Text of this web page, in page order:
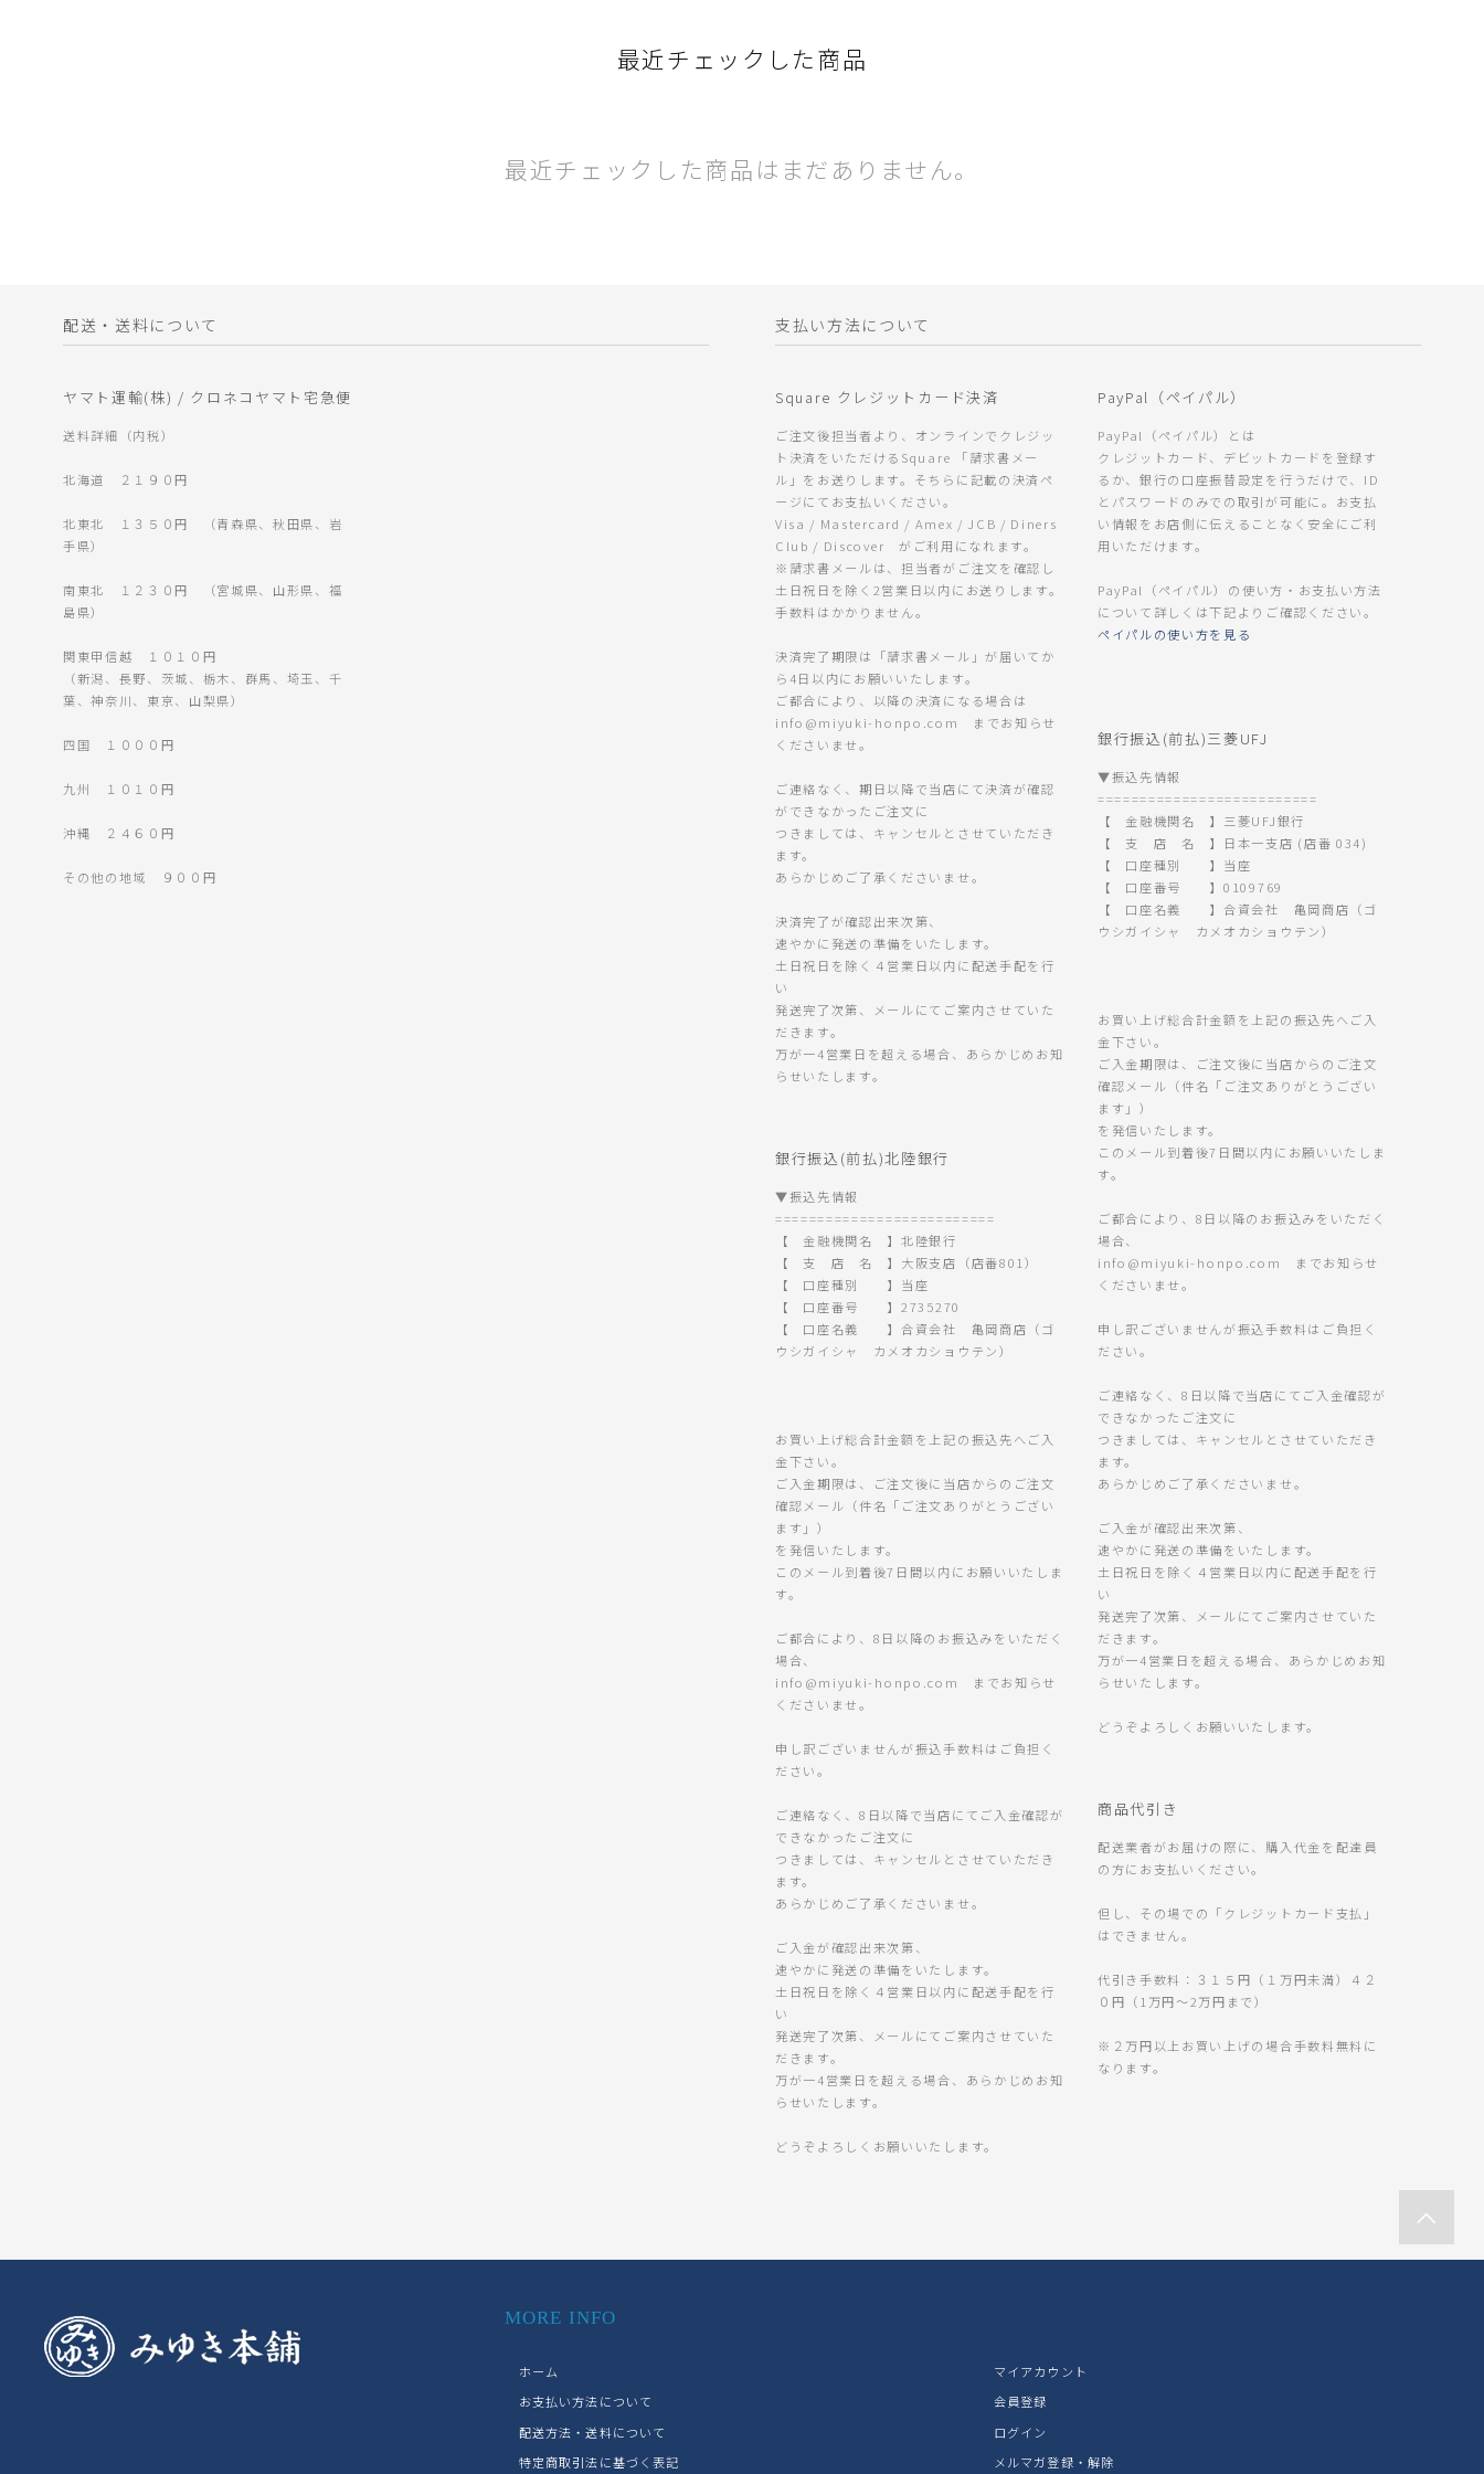
最近チェックした商品
最近チェックした商品はまだありません。
配送・送料について
ヤマト運輸(株) / クロネコヤマト宅急便
送料詳細（内税）
北海道 ２１９０円
北東北 １３５０円 （青森県、秋田県、岩
手県）
南東北 １２３０円 （宮城県、山形県、福
島県）
関東甲信越 １０１０円
（新潟、長野、茨城、栃木、群馬、埼玉、千
葉、神奈川、東京、山梨県）
四国 １０００円
九州 １０１０円
沖縄 ２４６０円
その他の地域 ９００円
支払い方法について
Square クレジットカード決済
ご注文後担当者より、オンラインでクレジッ
ト決済をいただけるSquare 「請求書メー
ル」をお送りします。そちらに記載の決済ペ
ージにてお支払いください。
Visa / Mastercard / Amex / JCB / Diners
Club / Discover がご利用になれます。
※請求書メールは、担当者がご注文を確認し
土日祝日を除く2営業日以内にお送りします。
手数料はかかりません。
決済完了期限は「請求書メール」が届いてか
ら4日以内にお願いいたします。
ご都合により、以降の決済になる場合は
info@miyuki-honpo.com までお知らせ
くださいませ。
ご連絡なく、期日以降で当店にて決済が確認
ができなかったご注文に
つきましては、キャンセルとさせていただき
ます。
あらかじめご了承くださいませ。
決済完了が確認出来次第、
速やかに発送の準備をいたします。
土日祝日を除く４営業日以内に配送手配を行
い
発送完了次第、メールにてご案内させていた
だきます。
万が一4営業日を超える場合、あらかじめお知
らせいたします。
PayPal（ペイパル）
PayPal（ペイパル）とは
クレジットカード、デビットカードを登録す
るか、銀行の口座振替設定を行うだけで、ID
とパスワードのみでの取引が可能に。お支払
い情報をお店側に伝えることなく安全にご利
用いただけます。
PayPal（ペイパル）の使い方・お支払い方法
について詳しくは下記よりご確認ください。
ペイパルの使い方を見る
銀行振込(前払)三菱UFJ
▼振込先情報
==========================
【 金融機関名 】三菱UFJ銀行
【 支 店 名 】日本一支店 (店番 034)
【 口座種別 】当座
【 口座番号 】0109769
【 口座名義 】合資会社 亀岡商店（ゴ
ウシガイシャ カメオカショウテン）
お買い上げ総合計金額を上記の振込先へご入
金下さい。
ご入金期限は、ご注文後に当店からのご注文
確認メール（件名「ご注文ありがとうござい
ます」）
を発信いたします。
このメール到着後7日間以内にお願いいたしま
す。
ご都合により、8日以降のお振込みをいただく
場合、
info@miyuki-honpo.com までお知らせ
くださいませ。
申し訳ございませんが振込手数料はご負担く
ださい。
ご連絡なく、8日以降で当店にてご入金確認が
できなかったご注文に
つきましては、キャンセルとさせていただき
ます。
あらかじめご了承くださいませ。
ご入金が確認出来次第、
速やかに発送の準備をいたします。
土日祝日を除く４営業日以内に配送手配を行
い
発送完了次第、メールにてご案内させていた
だきます。
万が一4営業日を超える場合、あらかじめお知
らせいたします。
どうぞよろしくお願いいたします。
銀行振込(前払)北陸銀行
▼振込先情報
==========================
【 金融機関名 】北陸銀行
【 支 店 名 】大阪支店（店番801）
【 口座種別 】当座
【 口座番号 】2735270
【 口座名義 】合資会社 亀岡商店（ゴ
ウシガイシャ カメオカショウテン）
お買い上げ総合計金額を上記の振込先へご入
金下さい。
ご入金期限は、ご注文後に当店からのご注文
確認メール（件名「ご注文ありがとうござい
ます」）
を発信いたします。
このメール到着後7日間以内にお願いいたしま
す。
ご都合により、8日以降のお振込みをいただく
場合、
info@miyuki-honpo.com までお知らせ
くださいませ。
申し訳ございませんが振込手数料はご負担く
ださい。
ご連絡なく、8日以降で当店にてご入金確認が
できなかったご注文に
つきましては、キャンセルとさせていただき
ます。
あらかじめご了承くださいませ。
ご入金が確認出来次第、
速やかに発送の準備をいたします。
土日祝日を除く４営業日以内に配送手配を行
い
発送完了次第、メールにてご案内させていた
だきます。
万が一4営業日を超える場合、あらかじめお知
らせいたします。
どうぞよろしくお願いいたします。
商品代引き
配送業者がお届けの際に、購入代金を配達員
の方にお支払いください。
但し、その場での「クレジットカード支払」
はできません。
代引き手数料：３１５円（１万円未満）４２
０円（1万円～2万円まで）
※２万円以上お買い上げの場合手数料無料に
なります。
MORE INFO
ホーム
お支払い方法について
配送方法・送料について
特定商取引法に基づく表記
マイアカウント
会員登録
ログイン
メルマガ登録・解除